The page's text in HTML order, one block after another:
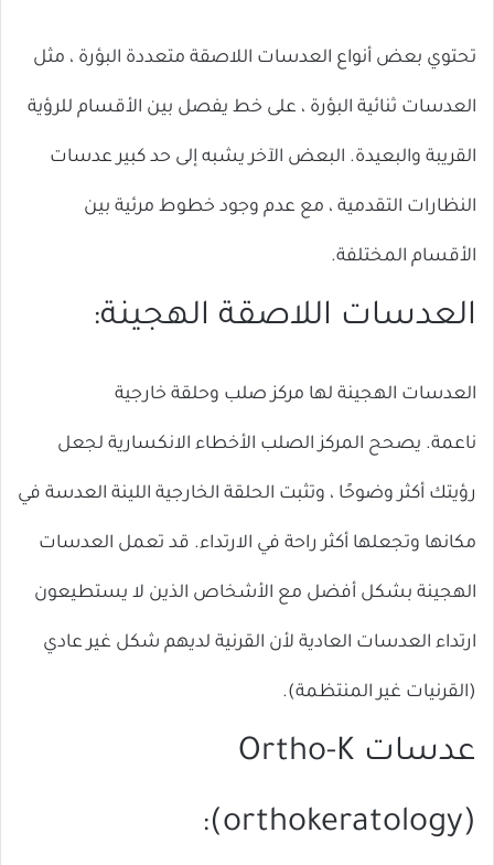
تحتوي بعض أنواع العدسات اللاصقة متعددة البؤرة ، مثل
العدسات ثنائية البؤرة ، على خط يفصل بين الأقسام للرؤية
القريبة والبعيدة. البعض الآخر يشبه إلى حد كبير عدسات
النظارات التقدمية ، مع عدم وجود خطوط مرئية بين
الأقسام المختلفة.
العدسات اللاصقة الهجينة:
العدسات الهجينة لها مركز صلب وحلقة خارجية
ناعمة. يصحح المركز الصلب الأخطاء الانكسارية لجعل
رؤيتك أكثر وضوحًا ، وتثبت الحلقة الخارجية اللينة العدسة في
مكانها وتجعلها أكثر راحة في الارتداء. قد تعمل العدسات
الهجينة بشكل أفضل مع الأشخاص الذين لا يستطيعون
ارتداء العدسات العادية لأن القرنية لديهم شكل غير عادي
(القرنيات غير المنتظمة).
عدسات Ortho-K
(orthokeratology):